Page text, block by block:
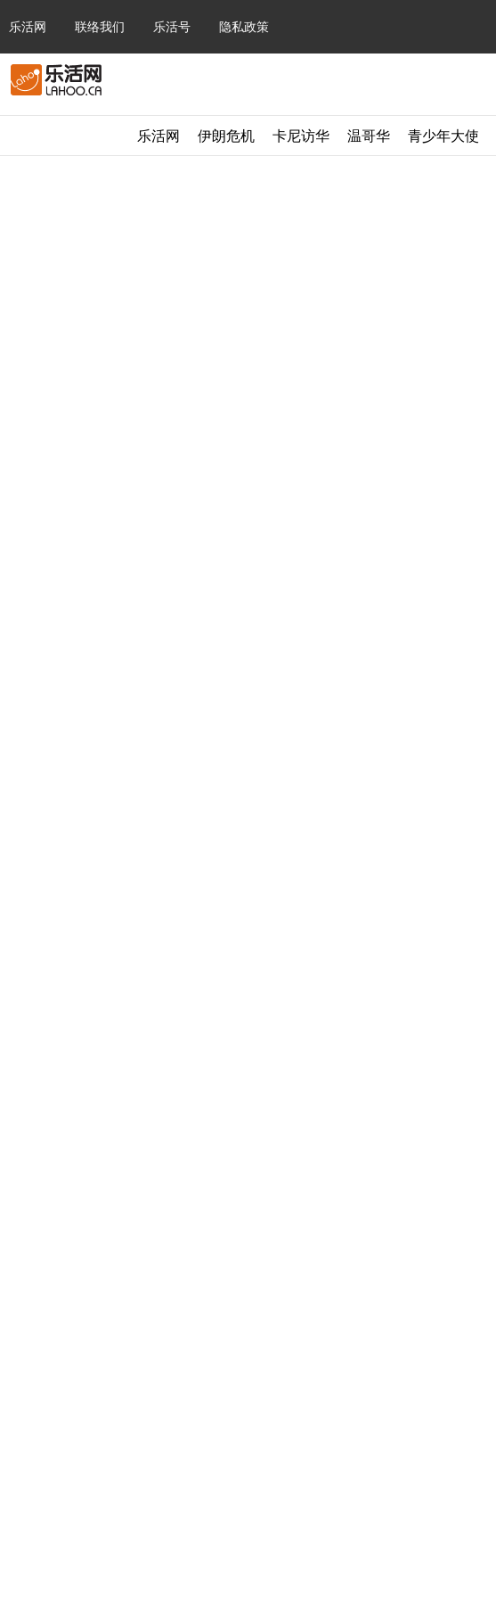
乐活网 联络我们 乐活号 隐私政策
乐活网 伊朗危机 卡尼访华 温哥华 青少年大使